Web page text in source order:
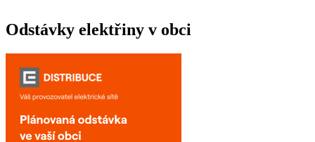
Odstávky elektřiny v obci